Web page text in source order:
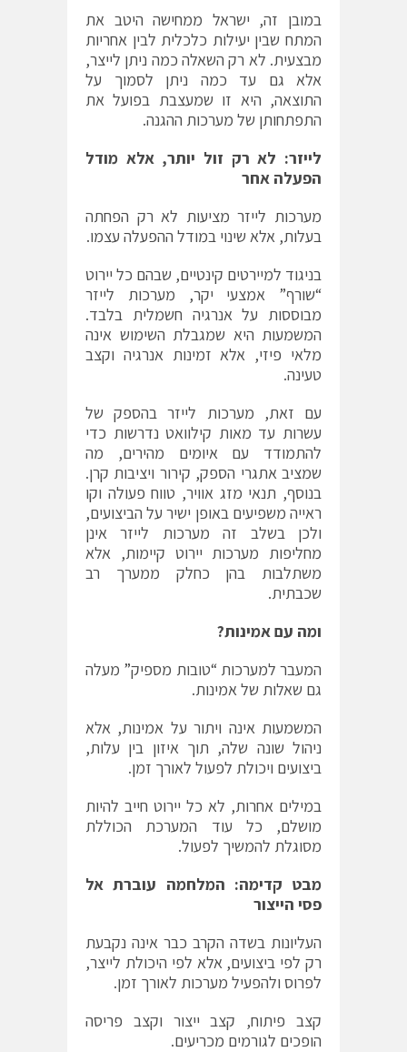
במובן זה, ישראל ממחישה היטב את
המתח שבין יעילות כלכלית לבין אחריות
מבצעית. לא רק השאלה כמה ניתן לייצר,
אלא גם עד כמה ניתן לסמוך על
התוצאה, היא זו שמעצבת בפועל את
התפתחותן של מערכות ההגנה.
לייזר: לא רק זול יותר, אלא מודל
הפעלה אחר
מערכות לייזר מציעות לא רק הפחתה
בעלות, אלא שינוי במודל ההפעלה עצמו.
בניגוד למיירטים קינטיים, שבהם כל יירוט
“שורף” אמצעי יקר, מערכות לייזר
מבוססות על אנרגיה חשמלית בלבד.
המשמעות היא שמגבלת השימוש אינה
מלאי פיזי, אלא זמינות אנרגיה וקצב
טעינה.
עם זאת, מערכות לייזר בהספק של
עשרות עד מאות קילוואט נדרשות כדי
להתמודד עם איומים מהירים, מה
שמציב אתגרי הספק, קירור ויציבות קרן.
בנוסף, תנאי מזג אוויר, טווח פעולה וקו
ראייה משפיעים באופן ישיר על הביצועים,
ולכן בשלב זה מערכות לייזר אינן
מחליפות מערכות יירוט קיימות, אלא
משתלבות בהן כחלק ממערך רב
שכבתית.
ומה עם אמינות?
המעבר למערכות “טובות מספיק” מעלה
גם שאלות של אמינות.
המשמעות אינה ויתור על אמינות, אלא
ניהול שונה שלה, תוך איזון בין עלות,
ביצועים ויכולת לפעול לאורך זמן.
במילים אחרות, לא כל יירוט חייב להיות
מושלם, כל עוד המערכת הכוללת
מסוגלת להמשיך לפעול.
מבט קדימה: המלחמה עוברת אל
פסי הייצור
העליונות בשדה הקרב כבר אינה נקבעת
רק לפי ביצועים, אלא לפי היכולת לייצר,
לפרוס ולהפעיל מערכות לאורך זמן.
קצב פיתוח, קצב ייצור וקצב פריסה
הופכים לגורמים מכריעים.